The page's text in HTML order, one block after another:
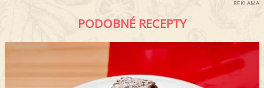
REKLAMA
PODOBNÉ RECEPTY